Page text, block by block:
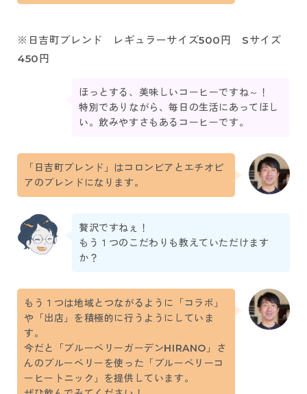
※日吉町ブレンド レギュラーサイズ500円 Sサイズ
450円
ほっとする、美味しいコーヒーですね～！
特別でありながら、毎日の生活にあってほし
い。飲みやすさもあるコーヒーです。
「日吉町ブレンド」はコロンビアとエチオピ
アのブレンドになります。
贅沢ですねぇ！
もう１つのこだわりも教えていただけます
か？
もう１つは地域とつながるように「コラボ」
や「出店」を積極的に行うようにしていま
す。
今だと「ブルーベリーガーデンHIRANO」さ
んのブルーベリーを使った「ブルーベリーコ
ーヒートニック」を提供しています。